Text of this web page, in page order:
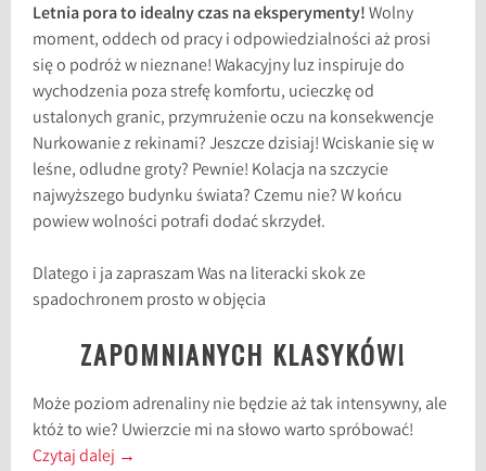
Letnia pora to idealny czas na eksperymenty!Wolny
moment, oddech od pracy i odpowiedzialności aż prosi
się o podróż w nieznane! Wakacyjny luz inspiruje do
wychodzenia poza strefę komfortu, ucieczkę od
ustalonych granic, przymrużenie oczu na konsekwencje
Nurkowanie z rekinami? Jeszcze dzisiaj! Wciskanie się w
leśne, odludne groty? Pewnie! Kolacja na szczycie
najwyższego budynku świata? Czemu nie? W końcu
powiew wolności potrafi dodać skrzydeł.
Dlatego i ja zapraszam Was na literacki skok ze
spadochronem prosto w objęcia
ZAPOMNIANYCH KLASYKÓW!
Może poziom adrenaliny nie będzie aż tak intensywny, ale
któż to wie? Uwierzcie mi na słowo warto spróbować!
Czytaj dalej →